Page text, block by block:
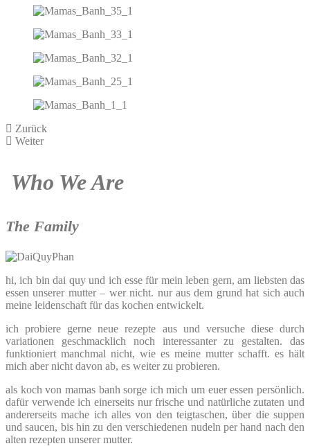
Zurück
Weiter
Who We Are
The Family
hi, ich bin dai quy und ich esse für mein leben gern, am liebsten das
essen unserer mutter – wer nicht. nur aus dem grund hat sich auch
meine leidenschaft für das kochen entwickelt.
ich probiere gerne neue rezepte aus und versuche diese durch
variationen geschmacklich noch interessanter zu gestalten. das
funktioniert manchmal nicht, wie es meine mutter schafft. es hält
mich aber nicht davon ab, es weiter zu probieren.
als koch von mamas banh sorge ich mich um euer essen persönlich.
dafür verwende ich einerseits nur frische und natürliche zutaten und
andererseits mache ich alles von den teigtaschen, über die suppen
und saucen, bis hin zu den verschiedenen nudeln per hand nach den
alten rezepten unserer mutter.